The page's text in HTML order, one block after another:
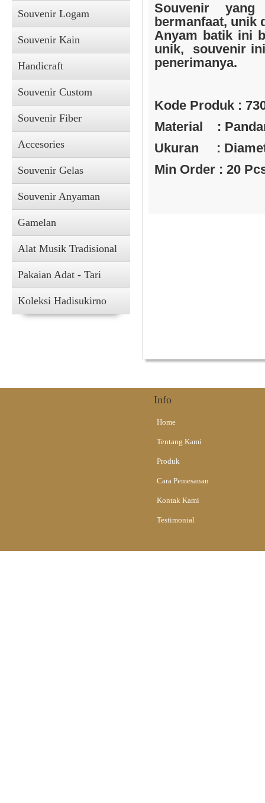
Souvenir Logam
Souvenir Kain
Handicraft
Souvenir Custom
Souvenir Fiber
Accesories
Souvenir Gelas
Souvenir Anyaman
Gamelan
Alat Musik Tradisional
Pakaian Adat - Tari
Koleksi Hadisukirno
Souvenir
bermanfaat, unik
Anyam batik ini
unik, souvenir
penerimanya.
Kode Produk :
Material :
Ukuran :
Min Order : 20
Info
Home
Tentang Kami
Produk
Cara Pemesanan
Kontak Kami
Testimonial